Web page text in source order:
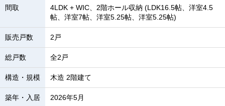
間取
4LDK + WIC、2階ホール収納 (LDK16.5帖、洋室4.5
帖、洋室7帖、洋室5.25帖、洋室5.25帖)
販売戸数 2戸
総戸数 全2戸
構造・規模 木造 2階建て
築年・入居 2026年5月